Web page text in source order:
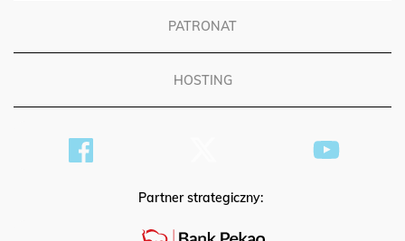
PATRONAT
HOSTING
Partner strategiczny: